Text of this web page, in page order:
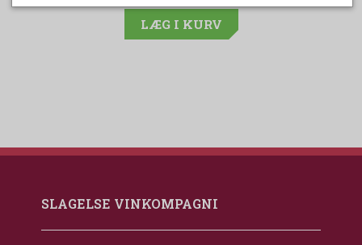
LÆG I KURV
SLAGELSE VINKOMPAGNI